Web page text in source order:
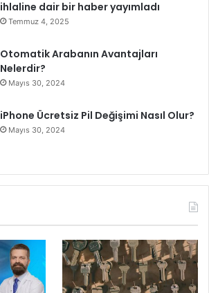
ihlaline dair bir haber yayımladı
Temmuz 4, 2025
Otomatik Arabanın Avantajları
Nelerdir?
Mayıs 30, 2024
iPhone Ücretsiz Pil Değişimi Nasıl Olur?
Mayıs 30, 2024